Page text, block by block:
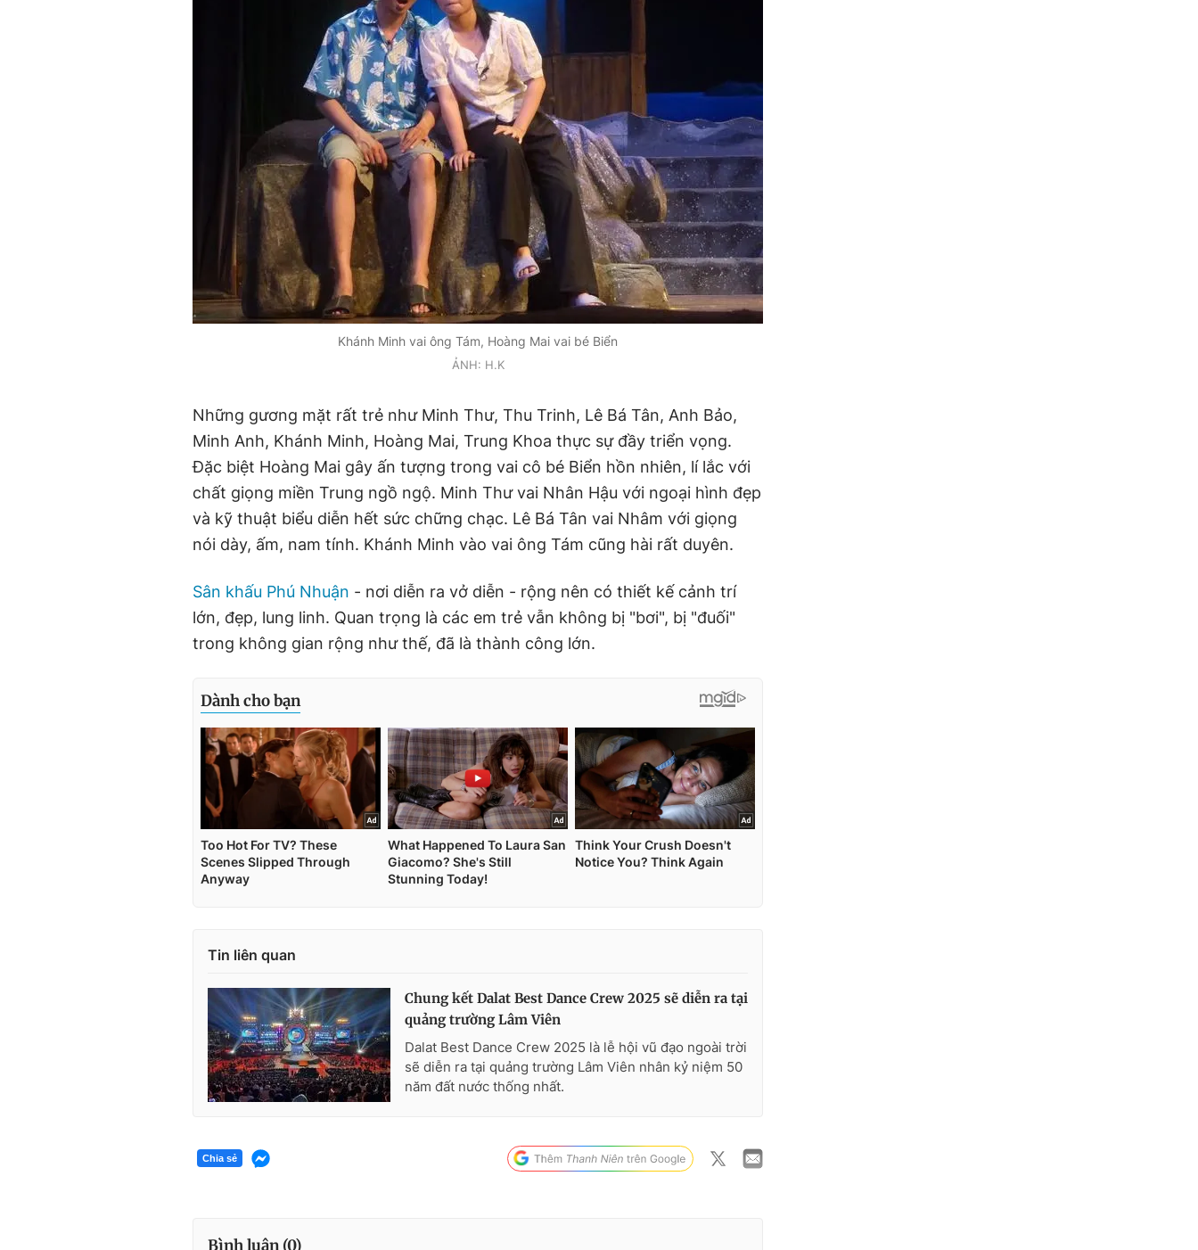
Khánh Minh vai ông Tám, Hoàng Mai vai bé Biển
ẢNH: H.K
Những gương mặt rất trẻ như Minh Thư, Thu Trinh, Lê Bá Tân, Anh Bảo,
Minh Anh, Khánh Minh, Hoàng Mai, Trung Khoa thực sự đầy triển vọng.
Đặc biệt Hoàng Mai gây ấn tượng trong vai cô bé Biển hồn nhiên, lí lắc với
chất giọng miền Trung ngồ ngộ. Minh Thư vai Nhân Hậu với ngoại hình đẹp
và kỹ thuật biểu diễn hết sức chững chạc. Lê Bá Tân vai Nhâm với giọng
nói dày, ấm, nam tính. Khánh Minh vào vai ông Tám cũng hài rất duyên.
Sân khấu Phú Nhuận - nơi diễn ra vở diễn - rộng nên có thiết kế cảnh trí
lớn, đẹp, lung linh. Quan trọng là các em trẻ vẫn không bị "bơi", bị "đuối"
trong không gian rộng như thế, đã là thành công lớn.
Tin liên quan
Chung kết Dalat Best Dance Crew 2025 sẽ diễn ra tại
quảng trường Lâm Viên
Dalat Best Dance Crew 2025 là lễ hội vũ đạo ngoài trời
sẽ diễn ra tại quảng trường Lâm Viên nhân kỷ niệm 50
năm đất nước thống nhất.
Chia sẻ
Bình luận (0)